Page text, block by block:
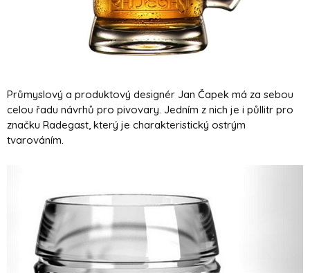
Průmyslový a produktový designér Jan Čapek má za sebou
celou řadu návrhů pro pivovary. Jedním z nich je i půllitr pro
značku Radegast, který je charakteristický ostrým
tvarováním.